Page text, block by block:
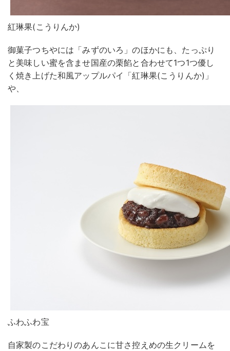
紅琳果(こうりんか)
御菓子つちやには「みずのいろ」のほかにも、たっぷり
と美味しい蜜を含ませ国産の栗餡と合わせて1つ1つ優し
く焼き上げた和風アップルパイ「紅琳果(こうりんか)」
や、
ふわふわ宝
自家製のこだわりのあんこに甘さ控えめの生クリームを